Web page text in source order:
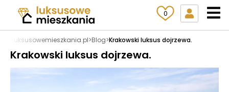
0
Luksusowemieszkania.pl>Blog>Krakowski luksus dojrzewa.
Krakowski luksus dojrzewa.